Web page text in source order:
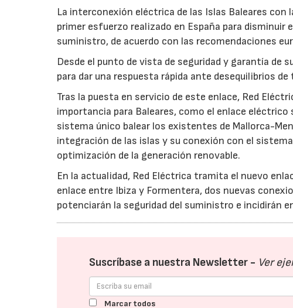
La interconexión eléctrica de las Islas Baleares
primer esfuerzo realizado en España para
suministro, de acuerdo con las recomendaciones
Desde el punto de vista de seguridad y garantía
para dar una respuesta rápida ante desequilibrios
Tras la puesta en servicio de este enlace, Red
importancia para Baleares, como el enlace
sistema único balear los existentes de Mallorca-
integración de las islas y su conexión con el
optimización de la generación renovable.
En la actualidad, Red Eléctrica tramita el nuevo
enlace entre Ibiza y Formentera, dos nuevas
potenciarán la seguridad del suministro e incidirán
Suscríbase a nuestra Newsletter - Ver
Marcar todos